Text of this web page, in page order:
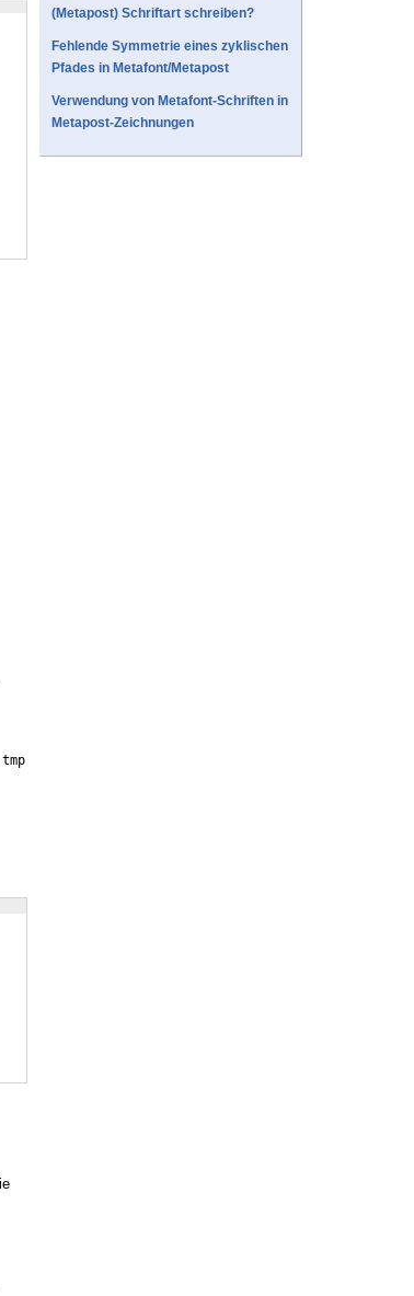
(Metapost) Schriftart schreiben?
Fehlende Symmetrie eines zyklischen
Pfades in Metafont/Metapost
Verwendung von Metafont-Schriften in
Metapost-Zeichnungen